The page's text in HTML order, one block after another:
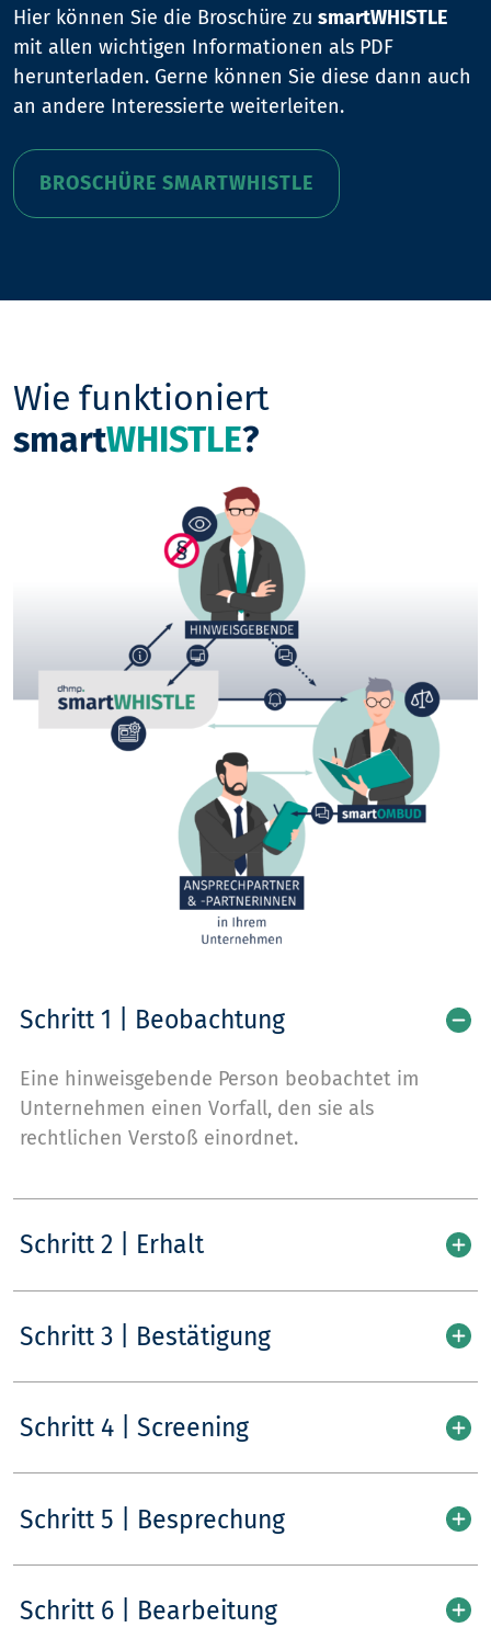
Hier können Sie die Broschüre zu smartWHISTLE
mit allen wichtigen Informationen als PDF
herunterladen. Gerne können Sie diese dann auch
an andere Interessierte weiterleiten.
BROSCHÜRE SMARTWHISTLE
Wie funktioniert
smartWHISTLE?
Schritt 1 | Beobachtung
Eine hinweisgebende Person beobachtet im
Unternehmen einen Vorfall, den sie als
rechtlichen Verstoß einordnet.
Schritt 2 | Erhalt
Schritt 3 | Bestätigung
Schritt 4 | Screening
Schritt 5 | Besprechung
Schritt 6 | Bearbeitung